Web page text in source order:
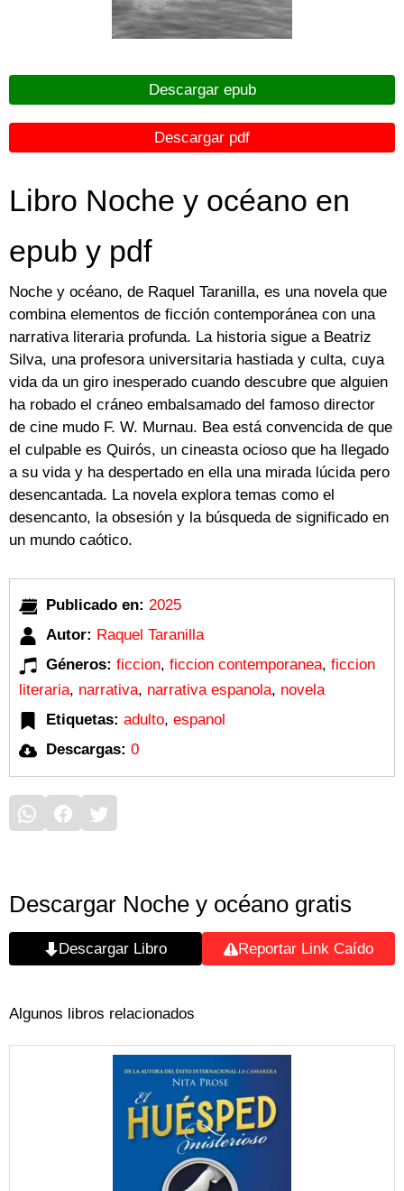
Descargar epub
Descargar pdf
Libro Noche y océano en
epub y pdf
Noche y océano, de Raquel Taranilla, es una novela que
combina elementos de ficción contemporánea con una
narrativa literaria profunda. La historia sigue a Beatriz
Silva, una profesora universitaria hastiada y culta, cuya
vida da un giro inesperado cuando descubre que alguien
ha robado el cráneo embalsamado del famoso director
de cine mudo F. W. Murnau. Bea está convencida de que
el culpable es Quirós, un cineasta ocioso que ha llegado
a su vida y ha despertado en ella una mirada lúcida pero
desencantada. La novela explora temas como el
desencanto, la obsesión y la búsqueda de significado en
un mundo caótico.
Publicado en: 2025
Autor: Raquel Taranilla
Géneros: ficcion, ficcion contemporanea, ficcion
literaria, narrativa, narrativa espanola, novela
Etiquetas: adulto, espanol
Descargas: 0
Descargar Noche y océano gratis
Descargar Libro Reportar Link Caído
Algunos libros relacionados